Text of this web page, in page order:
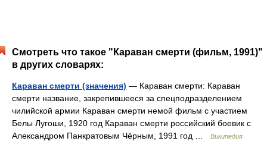
Смотреть что такое "Караван смерти (фильм, 1991)"
в других словарях:
Караван смерти (значения) — Караван смерти: Караван
смерти название, закрепившееся за спецподразделением
чилийской армии Караван смерти немой фильм с участием
Белы Лугоши, 1920 год Караван смерти российский боевик с
Александром Панкратовым Чёрным, 1991 год …
Википедия